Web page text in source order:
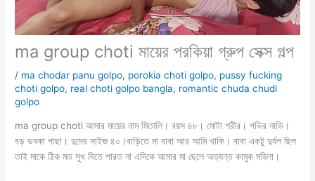
ma group choti মায়ের পরকিয়া গ্রুপ সেক্স গল্প
/ ma chodar panu golpo, porokia choti golpo, pussy fucking
choti golpo, real choti golpo bangla, romantic chuda chudi
golpo
ma group choti আমার মায়ের নাম মিতালি। বয়স ৪৮। মোটা শরীর। গভির নাভি।
বড় ডবকা পাছা। দুদের সাইজ ৪০।বাড়িতে মা বাবা আর আমি থাকি। বাবা একটু দুর্বল ছিল
তাই মাকে ঠিক মত সুখ দিতে পারত না এদিকে আমার মা ছেলে অত্যন্ত কামুক মহিলা।